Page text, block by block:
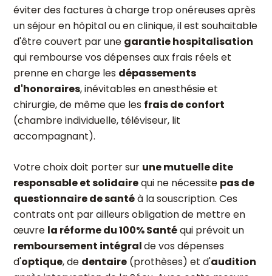
éviter des factures à charge trop onéreuses après
un séjour en hôpital ou en clinique, il est souhaitable
d'être couvert par une garantie hospitalisation
qui rembourse vos dépenses aux frais réels et
prenne en charge les dépassements
d'honoraires, inévitables en anesthésie et
chirurgie, de même que les frais de confort
(chambre individuelle, téléviseur, lit
accompagnant).
Votre choix doit porter sur une mutuelle dite
responsable et solidairequi ne nécessite pas de
questionnaire de santéà la souscription. Ces
contrats ont par ailleurs obligation de mettre en
œuvre la réforme du 100% Santéqui prévoit un
remboursement intégralde vos dépenses
d'optique, de dentaire (prothèses) et d'audition